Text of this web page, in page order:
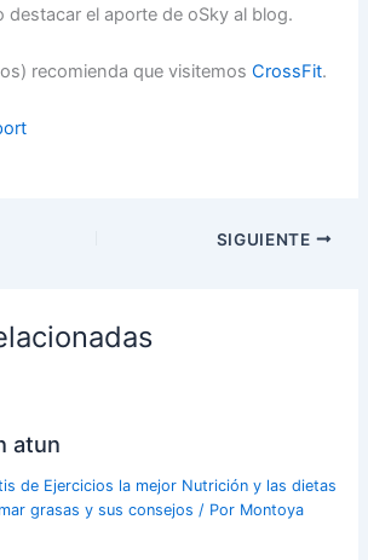
destacar el aporte de oSky al blog.
recomienda que visitemosCrossFit.
SIGUIENTE
atun
de Ejercicios la mejor Nutrición y las dietas
grasas y sus consejos / Por Montoya